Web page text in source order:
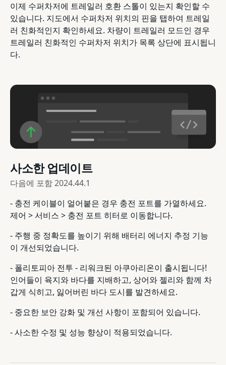
이제 수퍼차저에 트레일러 호환 스톨이 있는지 확인할 수
있습니다. 지도에서 수퍼차저 위치의 핀을 탭하여 트레일
러 친화적인지 확인하세요. 차량이 트레일러 모드인 경우
트레일러 친화적인 수퍼차저 위치가 목록 상단에 표시됩니
다.
사소한 업데이트
다음에 포함2024.44.1
- 충전 케이블이 얼어붙은 경우 충전 포트를 가열하세요.
제어 > 서비스 > 충전 포트 히터로 이동합니다.
- 주행 중 정확도를 높이기 위해 배터리 에너지 추정 기능
이 개선되었습니다.
- 폴리토피아 전투 - 리워크된 아쿠아리온이 출시됩니다!
인어들이 육지와 바다를 지배하고, 상어와 젤리와 함께 차
갑게 식히고, 잃어버린 바다 도시를 발견하세요.
- 중요한 보안 강화 및 개선 사항이 포함되어 있습니다.
- 사소한 수정 및 성능 향상이 적용되었습니다.